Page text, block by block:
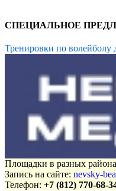
СПЕЦИАЛЬНОЕ
Тренировки по волейболу
Площадки в разных
Запись на сайте: nevsky-
Телефон: +7 (812) 770-68-